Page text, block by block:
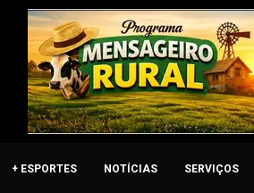
+ ESPORTES NOTÍCIAS SERVIÇOS